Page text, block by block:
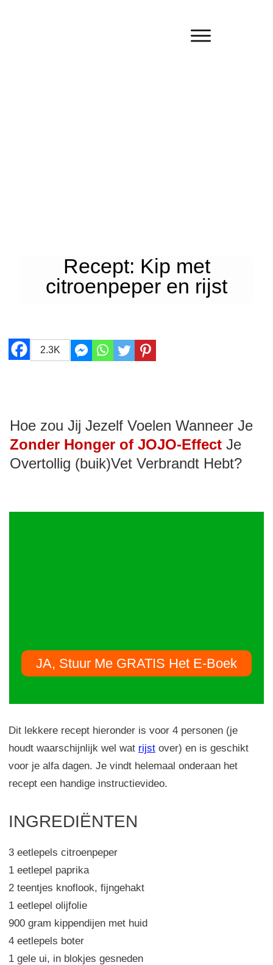
Recept: Kip met
citroenpeper en rijst
2.3K
Hoe zou Jij Jezelf Voelen Wanneer Je
Zonder Honger of JOJO-Effect Je
Overtollig (buik)Vet Verbrandt Hebt?
JA, Stuur Me GRATIS Het E-Boek
Dit lekkere recept hieronder is voor 4 personen (je
houdt waarschijnlijk wel wat rijst over) en is geschikt
voor je alfa dagen. Je vindt helemaal onderaan het
recept een handige instructievideo.
INGREDIËNTEN
3 eetlepels citroenpeper
1 eetlepel paprika
2 teentjes knoflook, fijngehakt
1 eetlepel olijfolie
900 gram kippendijen met huid
4 eetlepels boter
1 gele ui, in blokjes gesneden